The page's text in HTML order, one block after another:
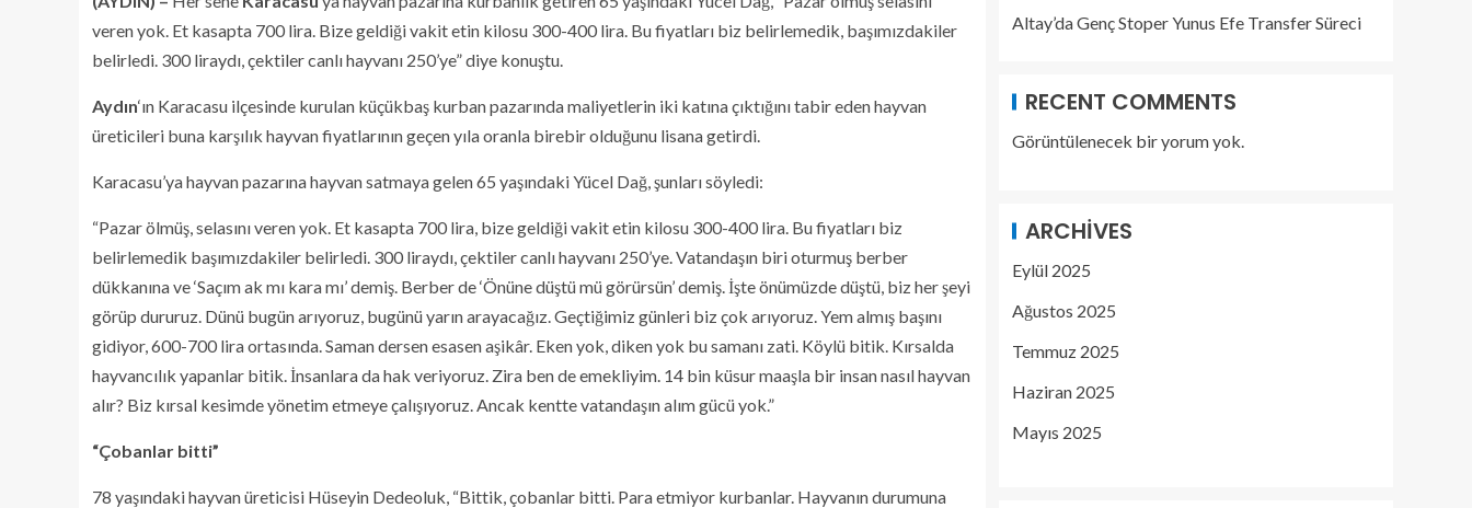
veren yok. Et kasapta 700 lira. Bize geldiği vakit etin kilosu 300-400 lira. Bu fiyatları biz belirlemedik, başımızdakiler
belirledi. 300 liraydı, çektiler canlı hayvanı 250’ye” diye konuştu.
Aydın‘ın Karacasu ilçesinde kurulan küçükbaş kurban pazarında maliyetlerin iki katına çıktığını tabir eden hayvan
üreticileri buna karşılık hayvan fiyatlarının geçen yıla oranla birebir olduğunu lisana getirdi.
Karacasu’ya hayvan pazarına hayvan satmaya gelen 65 yaşındaki Yücel Dağ, şunları söyledi:
“Pazar ölmüş, selasını veren yok. Et kasapta 700 lira, bize geldiği vakit etin kilosu 300-400 lira. Bu fiyatları biz
belirlemedik başımızdakiler belirledi. 300 liraydı, çektiler canlı hayvanı 250’ye. Vatandaşın biri oturmuş berber
dükkanına ve ‘Saçım ak mı kara mı’ demiş. Berber de ‘Önüne düştü mü görürsün’ demiş. İşte önümüzde düştü, biz her şeyi
görüp dururuz. Dünü bugün arıyoruz, bugünü yarın arayacağız. Geçtiğimiz günleri biz çok arıyoruz. Yem almış başını
gidiyor, 600-700 lira ortasında. Saman dersen esasen aşikâr. Eken yok, diken yok bu samanı zati. Köylü bitik. Kırsalda
hayvancılık yapanlar bitik. İnsanlara da hak veriyoruz. Zira ben de emekliyim. 14 bin küsur maaşla bir insan nasıl hayvan
alır? Biz kırsal kesimde yönetim etmeye çalışıyoruz. Ancak kentte vatandaşın alım gücü yok.”
“Çobanlar bitti”
78 yaşındaki hayvan üreticisi Hüseyin Dedeoluk, “Bittik, çobanlar bitti. Para etmiyor kurbanlar. Hayvanın durumuna
Altay’da Genç Stoper Yunus Efe Transfer Süreci
RECENT COMMENTS
Görüntülenecek bir yorum yok.
ARCHIVES
Eylül 2025
Ağustos 2025
Temmuz 2025
Haziran 2025
Mayıs 2025